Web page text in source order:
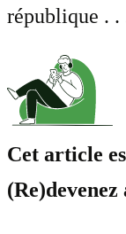
république . .
Cet article